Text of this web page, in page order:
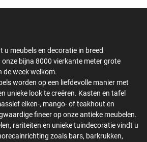
meubels en decoratie in breed
bijna 8000 vierkante meter grote
de week welkom.
worden op een liefdevolle manier met
unieke look te creëren. Kasten en tafel
eiken-, mango- of teakhout en
fineer op onze antieke meubelen.
rariteiten en unieke tuindecoratie vindt u
zoals bars, barkrukken,